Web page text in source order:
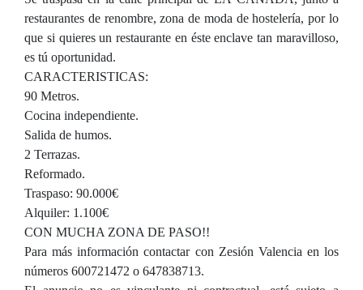
restaurantes de renombre, zona de moda de hostelería, por lo
que si quieres un restaurante en éste enclave tan maravilloso,
es tú oportunidad.
CARACTERISTICAS:
90 Metros.
Cocina independiente.
Salida de humos.
2 Terrazas.
Reformado.
Traspaso: 90.000€
Alquiler: 1.100€
CON MUCHA ZONA DE PASO!!
Para más información contactar con Zesión Valencia en los
números 600721472 o 647838713.